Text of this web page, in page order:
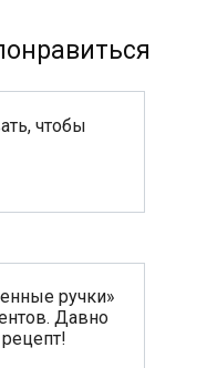
чтобы
ручки»
Давно